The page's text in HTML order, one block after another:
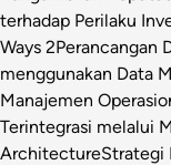
terhadap Perilaku
Ways 2Perancangan
menggunakan Data
Manajemen
Terintegrasi melalui
ArchitectureStrategi